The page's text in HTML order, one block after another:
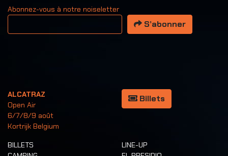
Abonnez-vous à notre noiseletter
Votre adresse email
S’abonner
ALCATRAZ
Open Air
6/7/8/9 août
Kortrijk Belgium
Billets
BILLETS
LINE-UP